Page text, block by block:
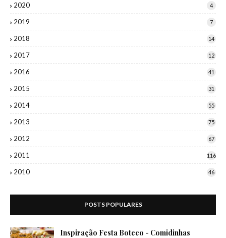
2020 4
2019 7
2018 14
2017 12
2016 41
2015 31
2014 55
2013 75
2012 67
2011 116
2010 46
POSTS POPULARES
Inspiração Festa Boteco - Comidinhas